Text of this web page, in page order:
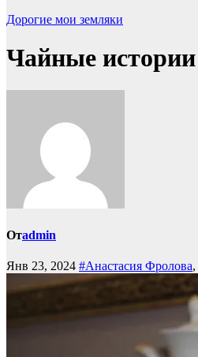
Дорогие мои земляки
Чайные истории
Отadmin
Янв 23, 2024 #Анастасия Фролова,